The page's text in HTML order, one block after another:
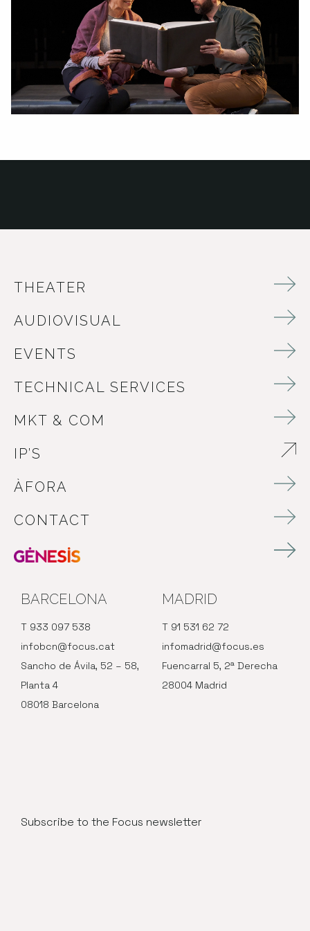
THEATER
AUDIOVISUAL
EVENTS
TECHNICAL SERVICES
MKT & COM
IP’S
ÀFORA
CONTACT
BARCELONA
T 933 097 538
infobcn@focus.cat
Sancho de Ávila, 52 – 58,
Planta 4
08018 Barcelona
MADRID
T 91 531 62 72
infomadrid@focus.es
Fuencarral 5, 2ª Derecha
28004 Madrid
Subscribe to the Focus newsletter